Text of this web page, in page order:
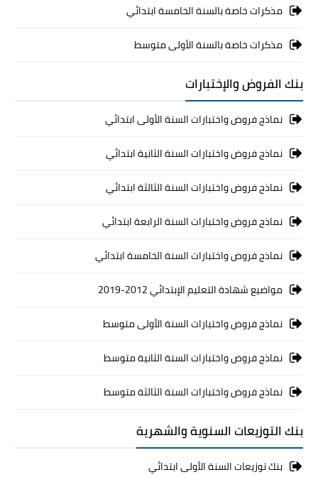
مذكرات خاصة بالسنة الخامسة ابتدائي
مذكرات خاصة بالسنة الأولى متوسط
بنك الفروض والإختبارات
نماذج فروض واختبارات السنة الأولى ابتدائي
نماذج فروض واختبارات السنة الثانية ابتدائي
نماذج فروض واختبارات السنة الثالثة ابتدائي
نماذج فروض واختبارات السنة الرابعة ابتدائي
نماذج فروض واختبارات السنة الخامسة ابتدائي
مواضيع شهادة التعليم الإبتدائي 2012-2019
نماذج فروض واختبارات السنة الأولى متوسط
نماذج فروض واختبارات السنة الثانية متوسط
نماذج فروض واختبارات السنة الثالثة متوسط
بنك التوزيعات السنوية والشهرية
بنك توزيعات السنة الأولى ابتدائي